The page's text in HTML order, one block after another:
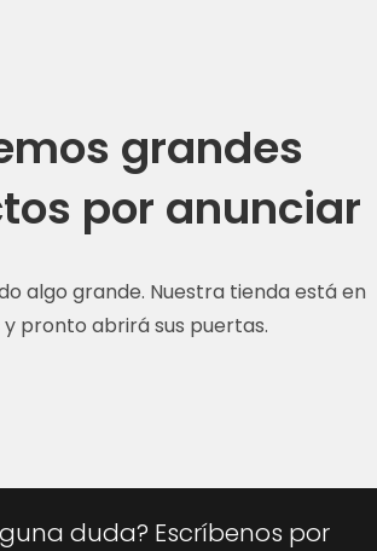
grandes
por anunciar
algo grande. Nuestra tienda está en
pronto abrirá sus puertas.
duda? Escríbenos por